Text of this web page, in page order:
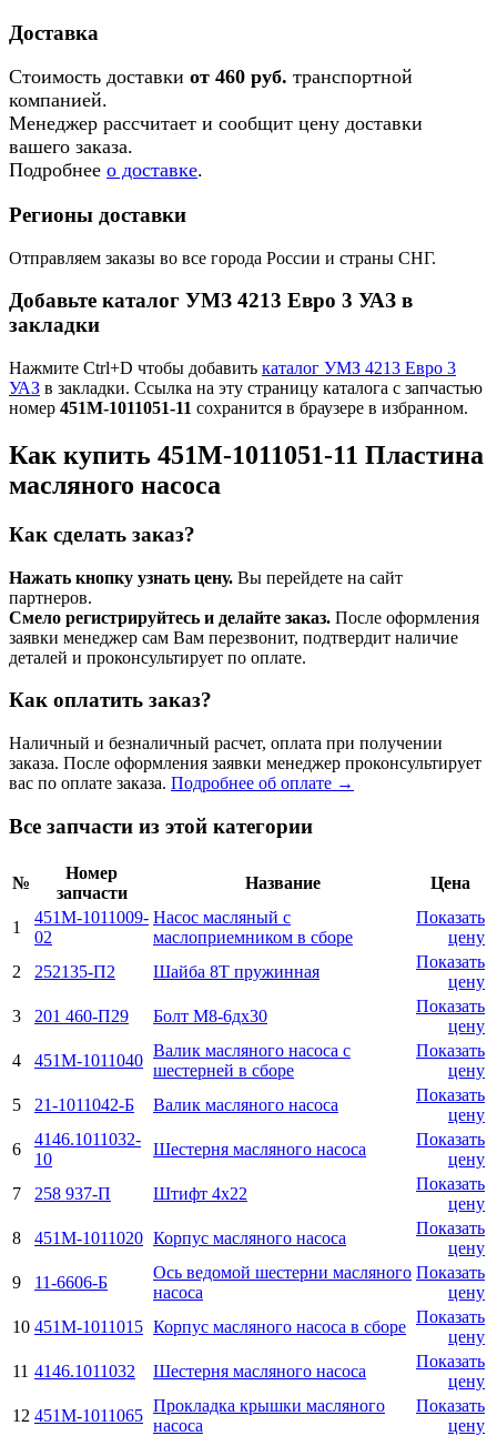
Доставка
Стоимость доставки от 460 руб. транспортной
компанией.
Менеджер рассчитает и сообщит цену доставки
вашего заказа.
Подробнее о доставке.
Регионы доставки
Отправляем заказы во все города России и страны СНГ.
Добавьте каталог УМЗ 4213 Евро 3 УАЗ в
закладки
Нажмите Ctrl+D чтобы добавить каталог УМЗ 4213 Евро 3
УАЗ в закладки. Ссылка на эту страницу каталога с запчастью
номер 451М-1011051-11 сохранится в браузере в избранном.
Как купить 451М-1011051-11 Пластина
масляного насоса
Как сделать заказ?
Нажать кнопку узнать цену. Вы перейдете на сайт
партнеров.
Смело регистрируйтесь и делайте заказ. После оформления
заявки менеджер сам Вам перезвонит, подтвердит наличие
деталей и проконсультирует по оплате.
Как оплатить заказ?
Наличный и безналичный расчет, оплата при получении
заказа. После оформления заявки менеджер проконсультирует
вас по оплате заказа. Подробнее об оплате →
Все запчасти из этой категории
№
Номер
запчасти
Название Цена
1
451М-1011009-
02
Насос масляный с
маслоприемником в сборе
Показать
цену
2
252135-П2 Шайба 8Т пружинная
Показать
цену
3
201 460-П29 Болт М8-6дх30
Показать
цену
4
451М-1011040
Валик масляного насоса с
шестерней в сборе
Показать
цену
5
21-1011042-Б Валик масляного насоса
Показать
цену
6
4146.1011032-
10
Шестерня масляного насоса
Показать
цену
7
258 937-П Штифт 4х22
Показать
цену
8
451М-1011020 Корпус масляного насоса
Показать
цену
9
11-6606-Б
Ось ведомой шестерни масляного
насоса
Показать
цену
10 451М-1011015 Корпус масляного насоса в сборе
Показать
цену
11 4146.1011032 Шестерня масляного насоса
Показать
цену
12 451М-1011065
Прокладка крышки масляного
насоса
Показать
цену